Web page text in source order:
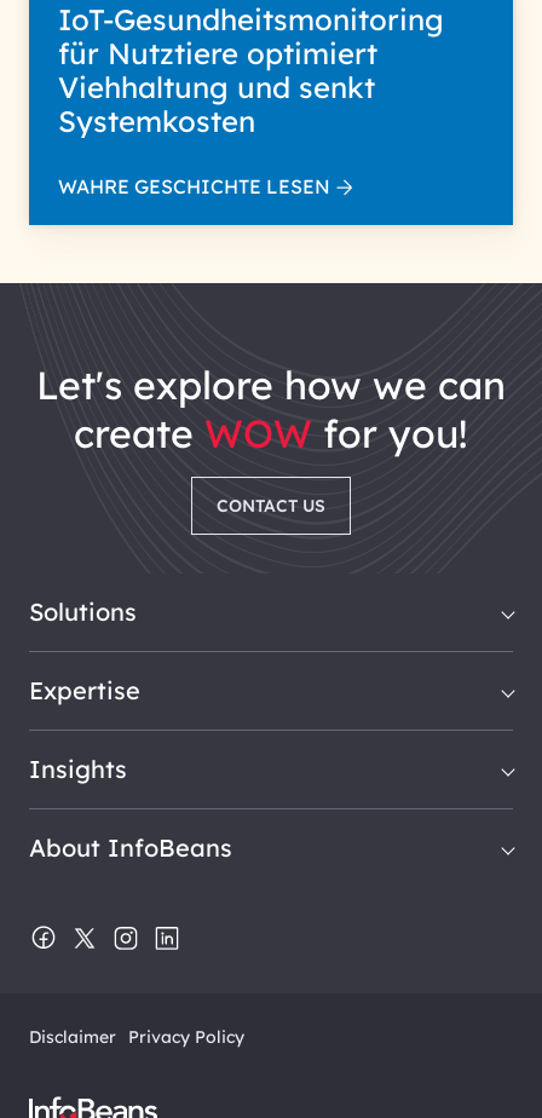
IoT-Gesundheitsmonitoring
für Nutztiere optimiert
Viehhaltung und senkt
Systemkosten
WAHRE GESCHICHTE LESEN
let's explore how we can
create WOW for you!
CONTACT US
Solutions
Expertise
Insights
About InfoBeans
Disclaimer Privacy Policy